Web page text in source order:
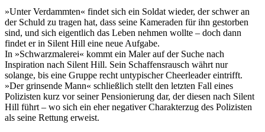
»Unter Verdammten« findet sich ein Soldat wieder, der schwer an
der Schuld zu tragen hat, dass seine Kameraden für ihn gestorben
sind, und sich eigentlich das Leben nehmen wollte – doch dann
findet er in Silent Hill eine neue Aufgabe.
In »Schwarzmalerei« kommt ein Maler auf der Suche nach
Inspiration nach Silent Hill. Sein Schaffensrausch währt nur
solange, bis eine Gruppe recht untypischer Cheerleader eintrifft.
»Der grinsende Mann« schließlich stellt den letzten Fall eines
Polizisten kurz vor seiner Pensionierung dar, der diesen nach Silent
Hill führt – wo sich ein eher negativer Charakterzug des Polizisten
als seine Rettung erweist.